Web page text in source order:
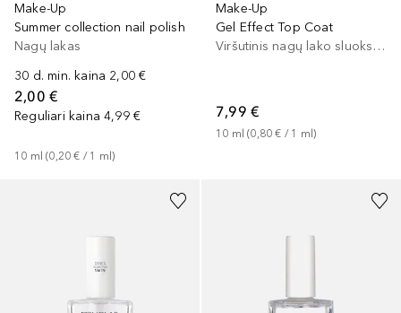
Make-Up
Summer collection nail polish
Nagų lakas
30 d. min. kaina 2,00 €
2,00 €
Reguliari kaina 4,99 €
10 ml (0,20 € / 1 ml)
Make-Up
Gel Effect Top Coat
Viršutinis nagų lako sluoksnis
7,99 €
10 ml (0,80 € / 1 ml)